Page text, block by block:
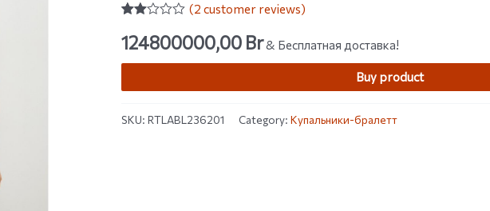
2.00
out
of 5
(2 customer reviews)
124800000,00 Br& Бесплатная доставка!
Buy product
SKU: RTLABL236201 Category: Купальники-бралетт